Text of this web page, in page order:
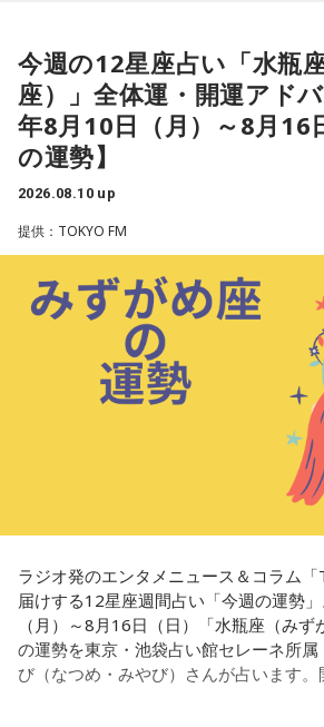
★ワンポイントアドバイス★
パートナーや恋人との口喧嘩には特に気
くるようなことを言われたとしても、
ものだと思い、聞き流せるようにしまし
東京・池袋占い館セレーネ所属。メッセ
で個性が輝けるような占いを発信中。
術」など数多くのコンテンツもリリース
https://selene-
オンライン占いセレーネ：
https://
今週の12星座占い「水瓶
座）」全体運・開運アド
年8月10日（月）～8月16
の運勢】
2026.08.10 up
提供：TOKYO FM
ラジオ発のエンタメニュース＆コラム
届けする12星座週間占い「今週の運勢
（月）～8月16日（日）「水瓶座（みず
の運勢を東京・池袋占い館セレーネ所
び（なつめ・みやび）さんが占います。